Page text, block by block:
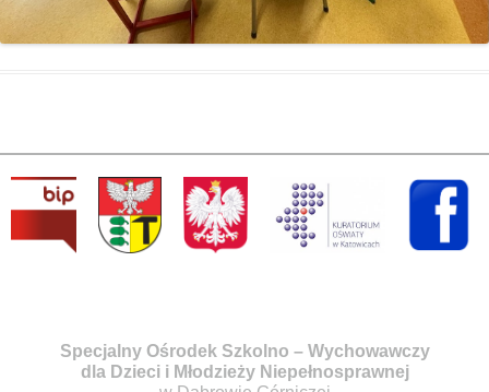
Specjalny Ośrodek Szkolno – Wychowawczy
dla Dzieci i Młodzieży Niepełnosprawnej